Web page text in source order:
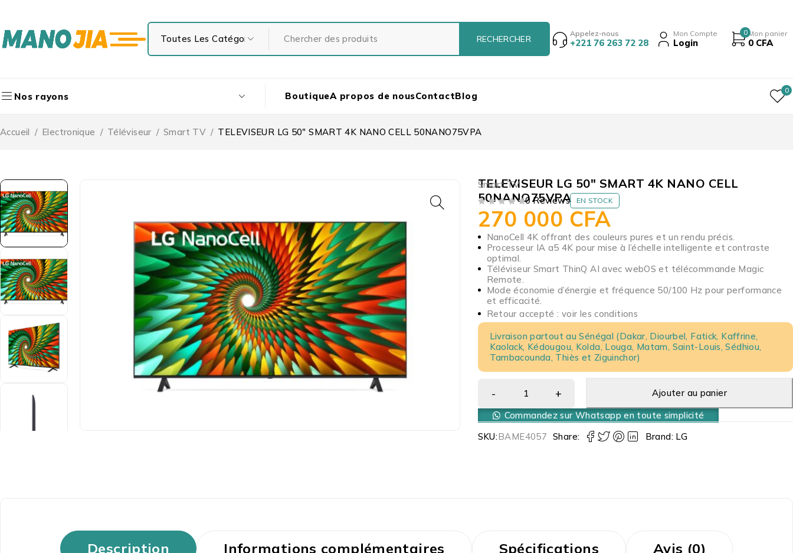
Appelez-nous
+221 76 263 72 28
Mon Compte
Login
0 Mon panier
0 CFA
Nos rayons BoutiqueA propos de nousContactBlog 0
Accueil / Electronique / Téléviseur / Smart TV / TELEVISEUR LG 50″ SMART 4K NANO CELL 50NANO75VPA
Smart TV
TELEVISEUR LG 50″ SMART 4K NANO CELL
50NANO75VPA
0 Reviews EN STOCK
270 000 CFA
NanoCell 4K offrant des couleurs pures et un rendu précis.
Processeur IA a5 4K pour mise à l’échelle intelligente et contraste
optimal.
Téléviseur Smart ThinQ AI avec webOS et télécommande Magic
Remote.
Mode économie d’énergie et fréquence 50/100 Hz pour performance
et efficacité.
Retour accepté : voir les conditions
Livraison partout au Sénégal (Dakar, Diourbel, Fatick, Kaffrine,
Kaolack, Kédougou, Kolda, Louga, Matam, Saint-Louis, Sédhiou,
Tambacounda, Thiès et Ziguinchor)
Ajouter au panier
Commandez sur Whatsapp en toute simplicité
SKU:BAME4057 Share: Brand: LG
Description Informations complémentaires Spécifications Avis (0)